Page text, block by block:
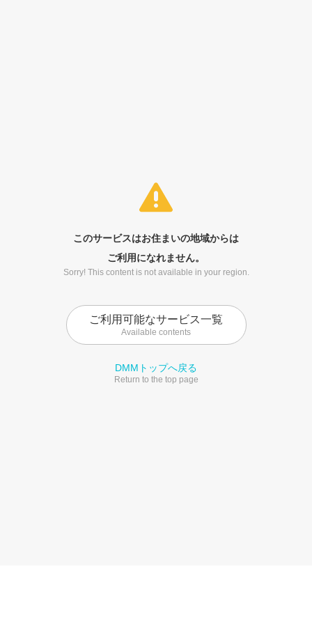
このサービスはお住まいの地域からは
ご利用になれません。
Sorry! This content is not available in your region.
ご利用可能なサービス一覧
Available contents
DMMトップへ戻る
Return to the top page